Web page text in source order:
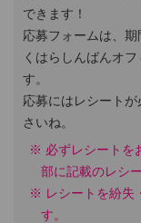
できます！
応募フォームは、
くはらしんばんオ
す。
応募にはレシート
さいね。
必ずレシートを
部に記載のレシ
レシートを紛失
す。